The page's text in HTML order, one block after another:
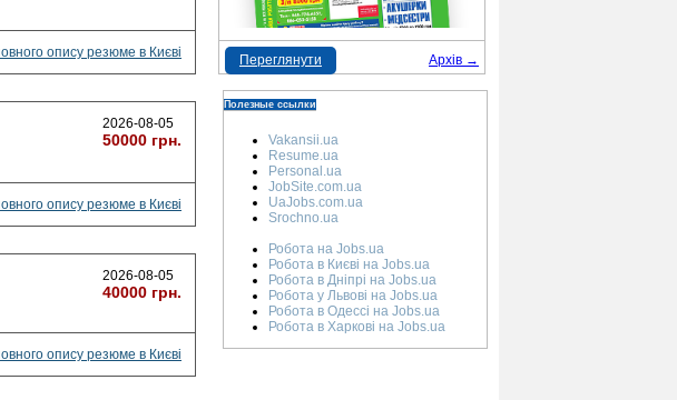
опису резюме в Києві
2026-08-05
50000 грн.
опису резюме в Києві
2026-08-05
40000 грн.
опису резюме в Києві
Архів →
Переглянути
Полезные ссылки
Vakansii.ua
Resume.ua
Personal.ua
JobSite.com.ua
UaJobs.com.ua
Srochno.ua
Робота на Jobs.ua
Робота в Києві на Jobs.ua
Робота в Дніпрі на Jobs.ua
Робота у Львові на Jobs.ua
Робота в Одессі на Jobs.ua
Робота в Харкові на Jobs.ua